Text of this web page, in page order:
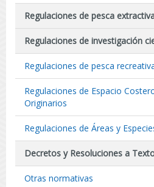
Regulaciones de pesca
Regulaciones de investigación
Regulaciones de pesca
Regulaciones de Espacio
Originarios
Regulaciones de Áreas y
Decretos y Resoluciones a
Otras normativas